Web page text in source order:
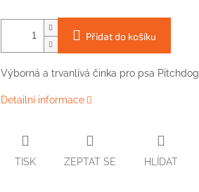
Přidat do košíku
Výborná a trvanlivá činka pro psa Pitchdog
Detailní informace
TISK ZEPTAT SE HLÍDAT